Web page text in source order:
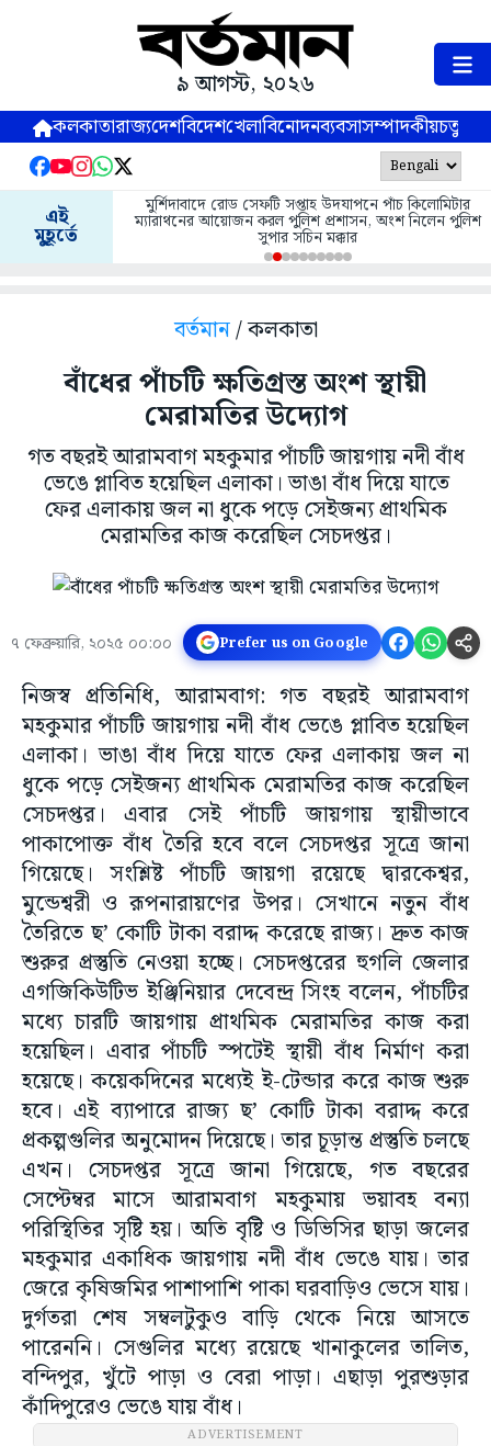
৯ আগস্ট, ২০২৬
কলকাতারাজ্যদেশবিদেশখেলাবিনোদনব্যবসাসম্পাদকীয়
এই
মুহূর্তে
মুর্শিদাবাদে রোড সেফটি সপ্তাহ উদযাপনে পাঁচ কিলোমিটার
ম্যারাথনের আয়োজন করল পুলিশ প্রশাসন, অংশ নিলেন পুলিশ
সুপার সচিন মক্কার
বর্তমান/ কলকাতা
বাঁধের পাঁচটি ক্ষতিগ্রস্ত অংশ স্থায়ী
মেরামতির উদ্যোগ
গত বছরই আরামবাগ মহকুমার পাঁচটি জায়গায় নদী বাঁধ
ভেঙে প্লাবিত হয়েছিল এলাকা। ভাঙা বাঁধ দিয়ে যাতে
ফের এলাকায় জল না ধুকে পড়ে সেইজন্য প্রাথমিক
মেরামতির কাজ করেছিল সেচদপ্তর।
৭ ফেব্রুয়ারি, ২০২৫ ০০:০০ Prefer us on Google
নিজস্ব প্রতিনিধি, আরামবাগ: গত বছরই আরামবাগ
মহকুমার পাঁচটি জায়গায় নদী বাঁধ ভেঙে প্লাবিত হয়েছিল
এলাকা। ভাঙা বাঁধ দিয়ে যাতে ফের এলাকায় জল না
ধুকে পড়ে সেইজন্য প্রাথমিক মেরামতির কাজ করেছিল
সেচদপ্তর। এবার সেই পাঁচটি জায়গায় স্থায়ীভাবে
পাকাপোক্ত বাঁধ তৈরি হবে বলে সেচদপ্তর সূত্রে জানা
গিয়েছে। সংশ্লিষ্ট পাঁচটি জায়গা রয়েছে দ্বারকেশ্বর,
মুন্ডেশ্বরী ও রূপনারায়ণের উপর। সেখানে নতুন বাঁধ
তৈরিতে ছ’ কোটি টাকা বরাদ্দ করেছে রাজ্য। দ্রুত কাজ
শুরুর প্রস্তুতি নেওয়া হচ্ছে। সেচদপ্তরের হুগলি জেলার
এগজিকিউটিভ ইঞ্জিনিয়ার দেবেন্দ্র সিংহ বলেন, পাঁচটির
মধ্যে চারটি জায়গায় প্রাথমিক মেরামতির কাজ করা
হয়েছিল। এবার পাঁচটি স্পটেই স্থায়ী বাঁধ নির্মাণ করা
হয়েছে। কয়েকদিনের মধ্যেই ই-টেন্ডার করে কাজ শুরু
হবে। এই ব্যাপারে রাজ্য ছ’ কোটি টাকা বরাদ্দ করে
প্রকল্পগুলির অনুমোদন দিয়েছে। তার চূড়ান্ত প্রস্তুতি চলছে
এখন। সেচদপ্তর সূত্রে জানা গিয়েছে, গত বছরের
সেপ্টেম্বর মাসে আরামবাগ মহকুমায় ভয়াবহ বন্যা
পরিস্থিতির সৃষ্টি হয়। অতি বৃষ্টি ও ডিভিসির ছাড়া জলের
মহকুমার একাধিক জায়গায় নদী বাঁধ ভেঙে যায়। তার
জেরে কৃষিজমির পাশাপাশি পাকা ঘরবাড়িও ভেসে যায়।
দুর্গতরা শেষ সম্বলটুকুও বাড়ি থেকে নিয়ে আসতে
পারেননি। সেগুলির মধ্যে রয়েছে খানাকুলের তালিত,
বন্দিপুর, খুঁটে পাড়া ও বেরা পাড়া। এছাড়া পুরশুড়ার
কাঁদিপুরেও ভেঙে যায় বাঁধ।
ADVERTISEMENT